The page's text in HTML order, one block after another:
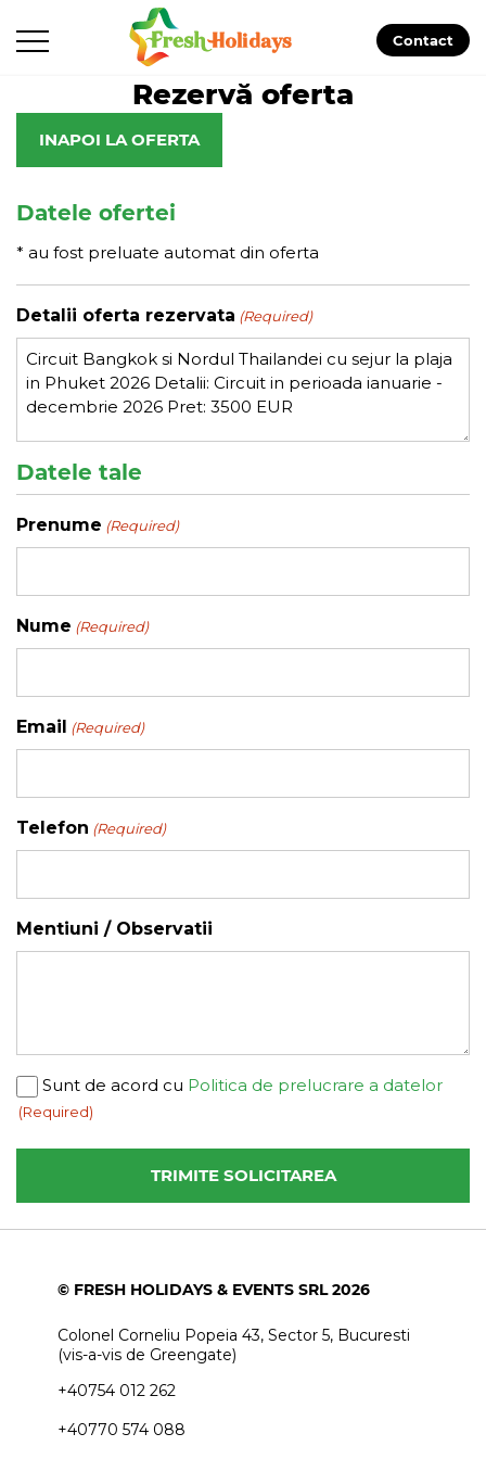
Contact
Rezervă oferta
INAPOI LA OFERTA
Datele ofertei
* au fost preluate automat din oferta
Detalii oferta rezervata (Required)
Datele tale
Prenume (Required)
Nume (Required)
Email (Required)
Telefon (Required)
Mentiuni / Observatii
Consent
(Required)
Sunt de acord cu Politica de prelucrare a datelor
(Required)
© FRESH HOLIDAYS & EVENTS SRL 2026
Colonel Corneliu Popeia 43, Sector 5, Bucuresti
(vis-a-vis de Greengate)
+40754 012 262
+40770 574 088